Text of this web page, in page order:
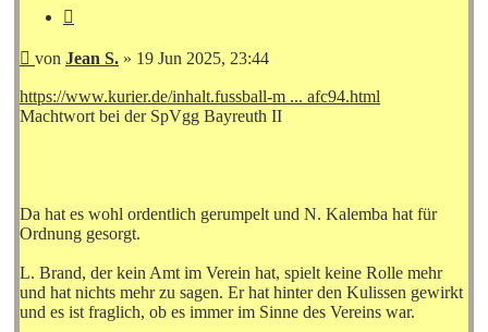
Beitrag
von Jean S. » 19 Jun 2025, 23:44
https://www.kurier.de/inhalt.fussball-m ... afc94.html
Machtwort bei der SpVgg Bayreuth II
Da hat es wohl ordentlich gerumpelt und N. Kalemba hat für
Ordnung gesorgt.
L. Brand, der kein Amt im Verein hat, spielt keine Rolle mehr
und hat nichts mehr zu sagen. Er hat hinter den Kulissen gewirkt
und es ist fraglich, ob es immer im Sinne des Vereins war.